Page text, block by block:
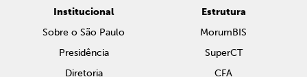
Institucional
Sobre o São Paulo
Presidência
Diretoria
Estrutura
MorumBIS
SuperCT
CFA